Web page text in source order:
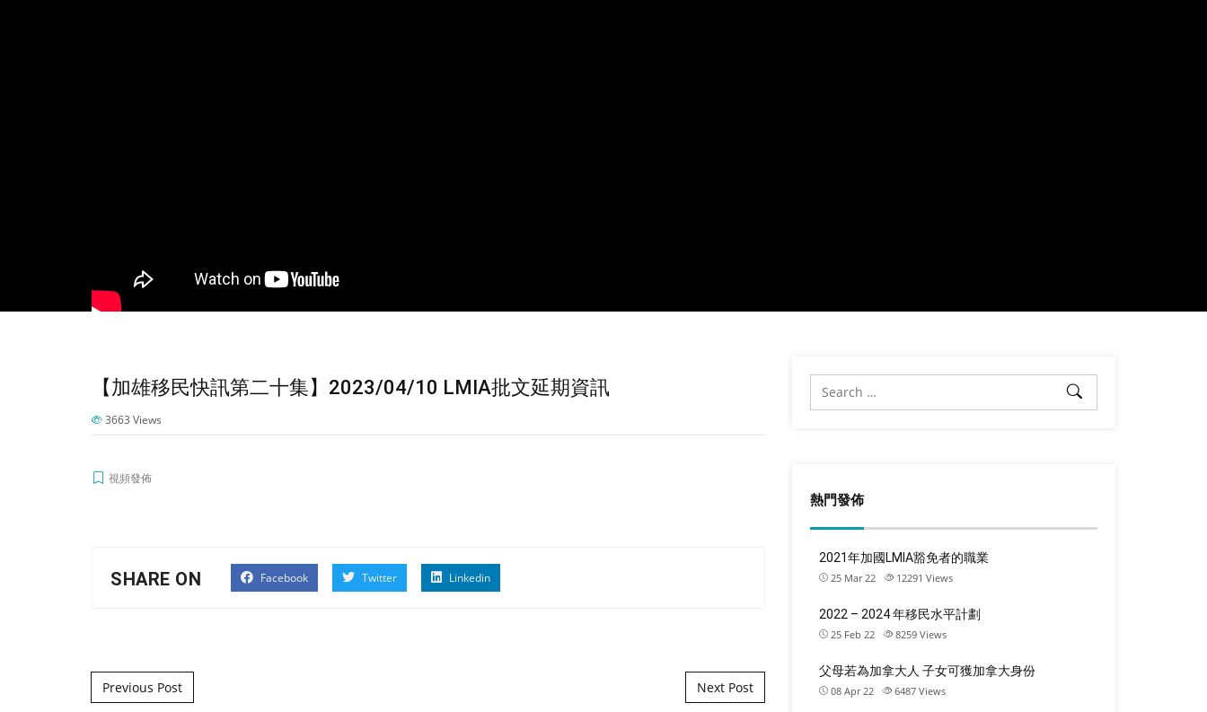
【加雄移民快訊第二十集】2023/04/10 LMIA批文延期資訊
3663 Views
視頻發佈
SHARE ON Facebook Twitter Linkedin
Post navigation
Previous Post Next Post
熱門發佈
2021年加國LMIA豁免者的職業
25 Mar 22 12291 Views
2022 – 2024 年移民水平計劃
25 Feb 22 8259 Views
父母若為加拿大人 子女可獲加拿大身份
08 Apr 22 6487 Views